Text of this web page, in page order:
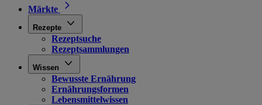
Märkte
Rezepte
Rezeptsuche
Rezeptsammlungen
Wissen
Bewusste Ernährung
Ernährungsformen
Lebensmittelwissen